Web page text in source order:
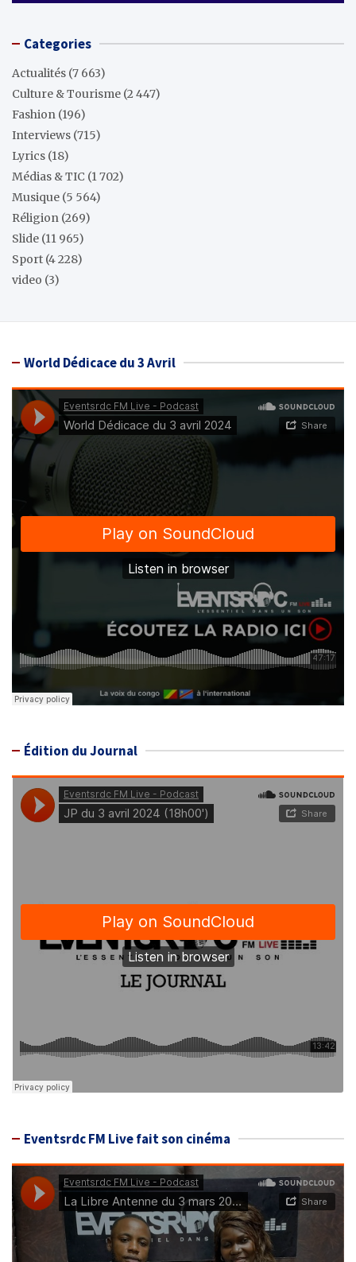
Categories
Actualités (7 663)
Culture & Tourisme (2 447)
Fashion (196)
Interviews (715)
Lyrics (18)
Médias & TIC (1 702)
Musique (5 564)
Réligion (269)
Slide (11 965)
Sport (4 228)
video (3)
World Dédicace du 3 Avril
Édition du Journal
Eventsrdc FM Live fait son cinéma